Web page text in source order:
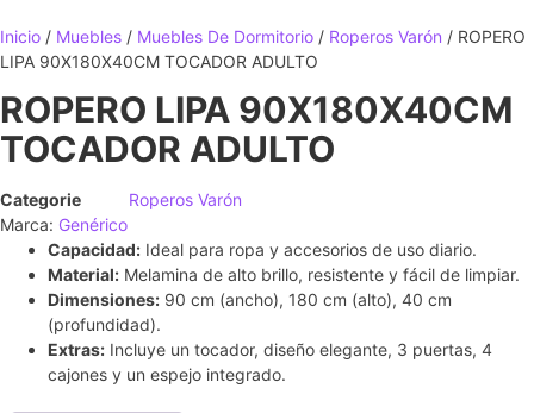
Inicio / Muebles / Muebles De Dormitorio / Roperos Varón / ROPERO
LIPA 90X180X40CM TOCADOR ADULTO
ROPERO LIPA 90X180X40CM
TOCADOR ADULTO
Categorie
Roperos Varón
Marca: Genérico
Capacidad: Ideal para ropa y accesorios de uso diario.
Material: Melamina de alto brillo, resistente y fácil de limpiar.
Dimensiones: 90 cm (ancho), 180 cm (alto), 40 cm
(profundidad).
Extras: Incluye un tocador, diseño elegante, 3 puertas, 4
cajones y un espejo integrado.